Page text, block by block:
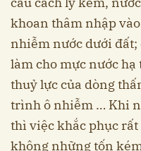
khoan thâm nhập
nhiễm nước dưới
làm cho mực nước hạ
thuỷ lực của dòng
trình ô nhiễm … Khi
thì việc khắc phục
không những tốn